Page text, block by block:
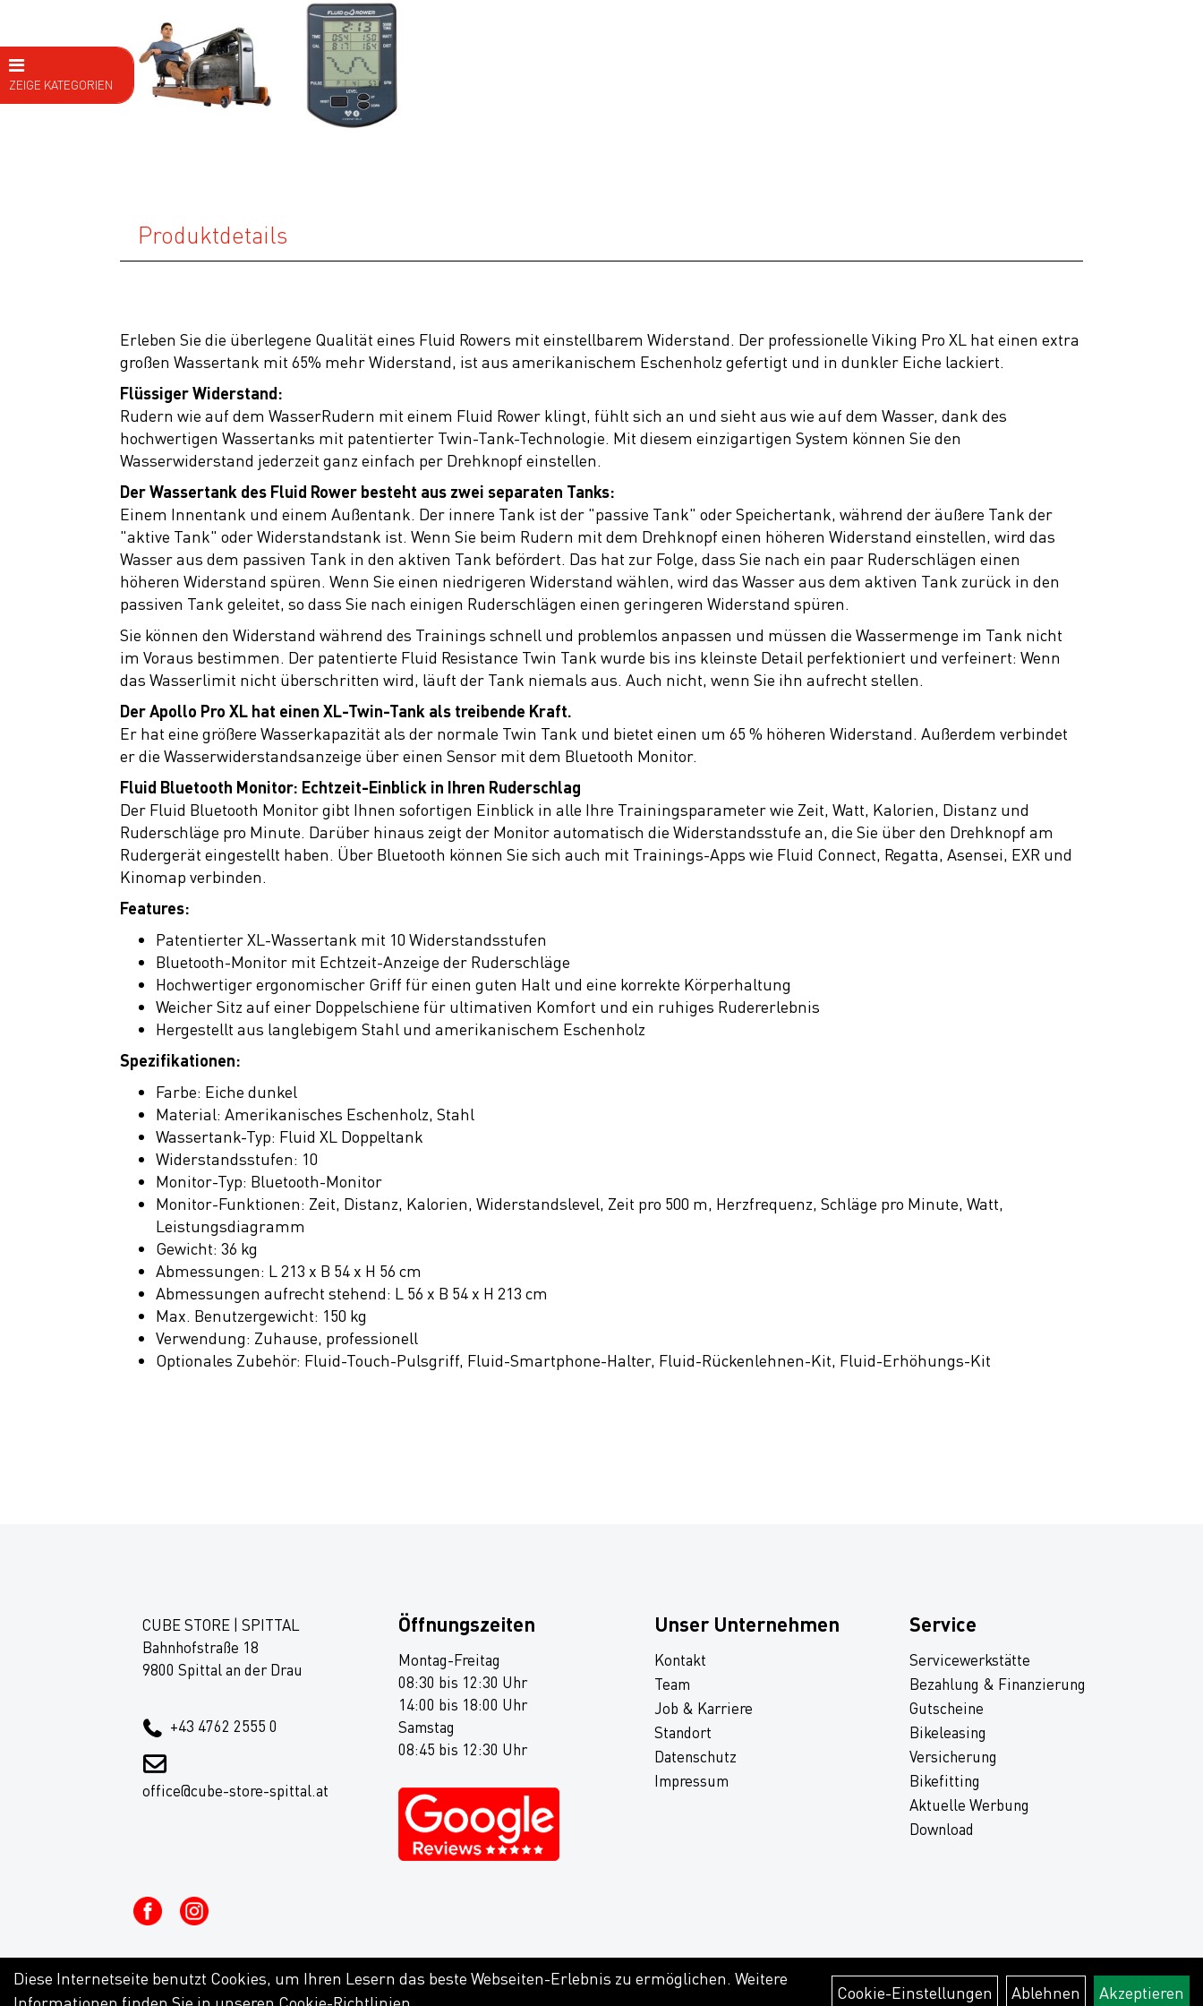
ZEIGE KATEGORIEN
Kraftstationen
Produktdetails
Erleben Sie die überlegene Qualität eines Fluid Rowers mit einstellbarem Widerstand. Der professionelle Viking Pro XL hat einen extra
großen Wassertank mit 65% mehr Widerstand, ist aus amerikanischem Eschenholz gefertigt und in dunkler Eiche lackiert.
Flüssiger Widerstand:
Rudern wie auf dem WasserRudern mit einem Fluid Rower klingt, fühlt sich an und sieht aus wie auf dem Wasser, dank des
hochwertigen Wassertanks mit patentierter Twin-Tank-Technologie. Mit diesem einzigartigen System können Sie den
Wasserwiderstand jederzeit ganz einfach per Drehknopf einstellen.
Der Wassertank des Fluid Rower besteht aus zwei separaten Tanks:
Einem Innentank und einem Außentank. Der innere Tank ist der "passive Tank" oder Speichertank, während der äußere Tank der
"aktive Tank" oder Widerstandstank ist. Wenn Sie beim Rudern mit dem Drehknopf einen höheren Widerstand einstellen, wird das
Wasser aus dem passiven Tank in den aktiven Tank befördert. Das hat zur Folge, dass Sie nach ein paar Ruderschlägen einen
höheren Widerstand spüren. Wenn Sie einen niedrigeren Widerstand wählen, wird das Wasser aus dem aktiven Tank zurück in den
passiven Tank geleitet, so dass Sie nach einigen Ruderschlägen einen geringeren Widerstand spüren.
Sie können den Widerstand während des Trainings schnell und problemlos anpassen und müssen die Wassermenge im Tank nicht
im Voraus bestimmen. Der patentierte Fluid Resistance Twin Tank wurde bis ins kleinste Detail perfektioniert und verfeinert: Wenn
das Wasserlimit nicht überschritten wird, läuft der Tank niemals aus. Auch nicht, wenn Sie ihn aufrecht stellen.
Der Apollo Pro XL hat einen XL-Twin-Tank als treibende Kraft.
Er hat eine größere Wasserkapazität als der normale Twin Tank und bietet einen um 65 % höheren Widerstand. Außerdem verbindet
er die Wasserwiderstandsanzeige über einen Sensor mit dem Bluetooth Monitor.
Fluid Bluetooth Monitor: Echtzeit-Einblick in Ihren Ruderschlag
Der Fluid Bluetooth Monitor gibt Ihnen sofortigen Einblick in alle Ihre Trainingsparameter wie Zeit, Watt, Kalorien, Distanz und
Ruderschläge pro Minute. Darüber hinaus zeigt der Monitor automatisch die Widerstandsstufe an, die Sie über den Drehknopf am
Rudergerät eingestellt haben. Über Bluetooth können Sie sich auch mit Trainings-Apps wie Fluid Connect, Regatta, Asensei, EXR und
Kinomap verbinden.
Features:
Patentierter XL-Wassertank mit 10 Widerstandsstufen
Bluetooth-Monitor mit Echtzeit-Anzeige der Ruderschläge
Hochwertiger ergonomischer Griff für einen guten Halt und eine korrekte Körperhaltung
Weicher Sitz auf einer Doppelschiene für ultimativen Komfort und ein ruhiges Rudererlebnis
Hergestellt aus langlebigem Stahl und amerikanischem Eschenholz
Spezifikationen:
Farbe: Eiche dunkel
Material: Amerikanisches Eschenholz, Stahl
Wassertank-Typ: Fluid XL Doppeltank
Widerstandsstufen: 10
Monitor-Typ: Bluetooth-Monitor
Monitor-Funktionen: Zeit, Distanz, Kalorien, Widerstandslevel, Zeit pro 500 m, Herzfrequenz, Schläge pro Minute, Watt,
Leistungsdiagramm
Gewicht: 36 kg
Abmessungen: L 213 x B 54 x H 56 cm
Abmessungen aufrecht stehend: L 56 x B 54 x H 213 cm
Max. Benutzergewicht: 150 kg
Verwendung: Zuhause, professionell
Optionales Zubehör: Fluid-Touch-Pulsgriff, Fluid-Smartphone-Halter, Fluid-Rückenlehnen-Kit, Fluid-Erhöhungs-Kit
CUBE STORE | SPITTAL
Bahnhofstraße 18
9800 Spittal an der Drau
+43 4762 2555 0
office@cube-store-spittal.at
Öffnungszeiten
Montag-Freitag
08:30 bis 12:30 Uhr
14:00 bis 18:00 Uhr
Samstag
08:45 bis 12:30 Uhr
Unser Unternehmen
Kontakt
Team
Job & Karriere
Standort
Datenschutz
Impressum
Service
Servicewerkstätte
Bezahlung & Finanzierung
Gutscheine
Bikeleasing
Versicherung
Bikefitting
Aktuelle Werbung
Download
Diese Internetseite benutzt Cookies, um Ihren Lesern das beste Webseiten-Erlebnis zu ermöglichen. Weitere
Cookie-Einstellungen Ablehnen Akzeptieren